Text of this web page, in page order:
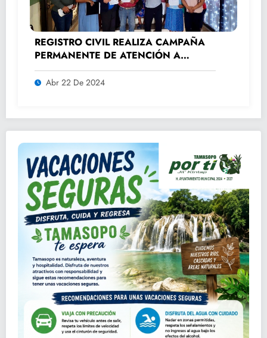
REGISTRO CIVIL REALIZA CAMPAÑA
PERMANENTE DE ATENCIÓN A
ADULTOS MAYORES.
Abr 22 De 2024